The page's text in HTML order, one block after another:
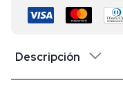
Descripción